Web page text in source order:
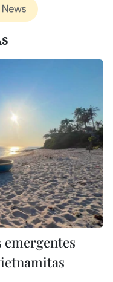
emergentes